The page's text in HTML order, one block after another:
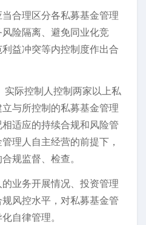
合理区分各私募基金管理
险隔离、避免同业化竞
益冲突等内控制度作出合
实际控制人控制两家以上私
与所控制的私募基金管理
适应的持续合规和风险管
理人自主经营的前提下，
规监督、检查。
业务开展情况、投资管理
风控水平，对私募基金管
自律管理。